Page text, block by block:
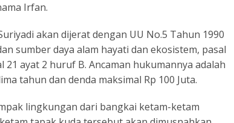
Irfan.
akan dijerat dengan UU No.5 Tahun 1990
sumber daya alam hayati dan ekosistem, pasal
21 ayat 2 huruf B. Ancaman hukumannya adalah
tahun dan denda maksimal Rp 100 Juta.
lingkungan dari bangkai ketam-ketam